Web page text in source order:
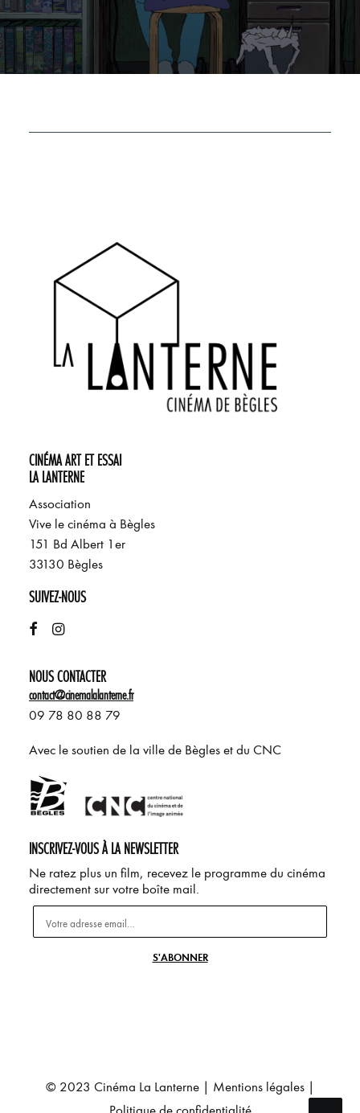
CINÉMA ART ET ESSAI
LA LANTERNE
Association
Vive le cinéma à Bègles
151 Bd Albert 1er
33130 Bègles
SUIVEZ-NOUS
NOUS CONTACTER
contact@cinemalalanterne.fr
09 78 80 88 79
Avec le soutien de la ville de Bègles et du CNC
INSCRIVEZ-VOUS À LA NEWSLETTER
Ne ratez plus un film, recevez le programme du cinéma
directement sur votre boîte mail.
© 2023 Cinéma La Lanterne | Mentions légales|